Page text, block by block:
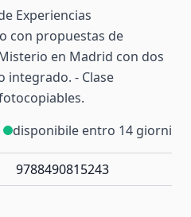
Experiencias
con propuestas de
en Madrid con dos
integrado. - Clase
disponibile entro 14 giorni
9788490815243